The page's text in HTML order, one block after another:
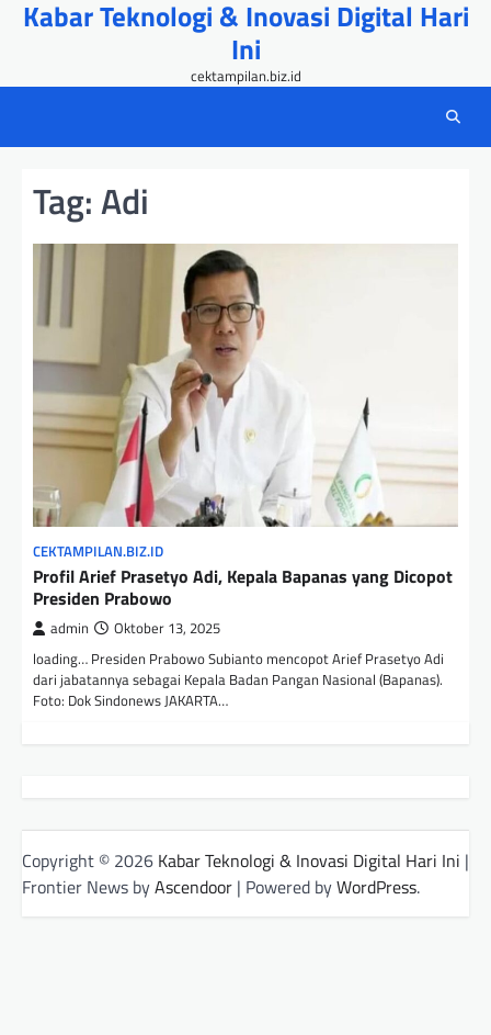
SkipKabar Teknologi & Inovasi Digital Hari
Ini
cektampilan.biz.id
Tag:Adi
CEKTAMPILAN.BIZ.ID
Profil Arief Prasetyo Adi, Kepala Bapanas yang Dicopot
Presiden Prabowo
admin Oktober 13, 2025
loading… Presiden Prabowo Subianto mencopot Arief Prasetyo Adi
dari jabatannya sebagai Kepala Badan Pangan Nasional (Bapanas).
Foto: Dok Sindonews JAKARTA…
Copyright © 2026 Kabar Teknologi & Inovasi Digital Hari Ini |
Frontier News byAscendoor | Powered byWordPress.